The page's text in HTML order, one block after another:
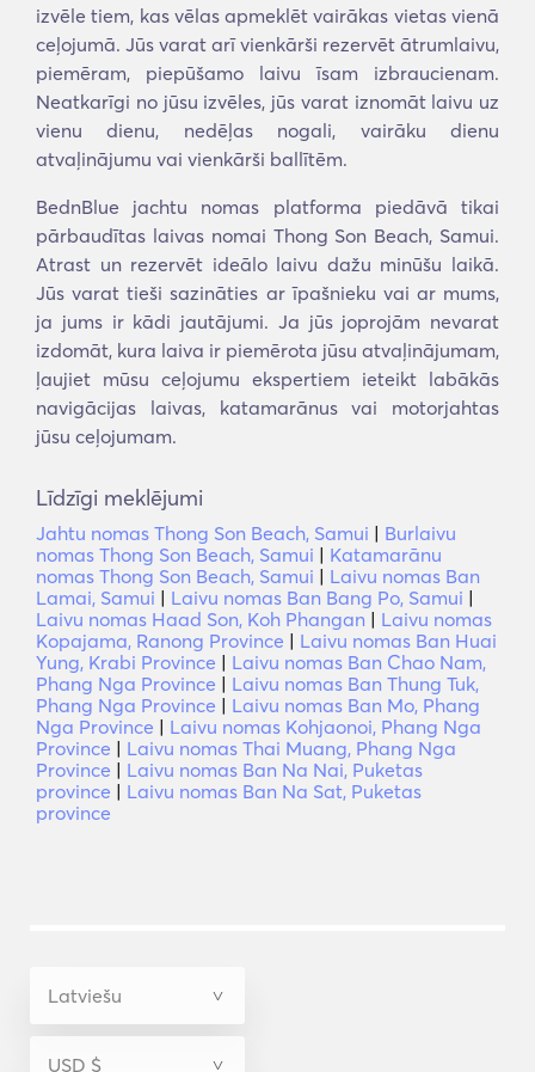
izvēle tiem, kas vēlas apmeklēt vairākas vietas vienā
ceļojumā. Jūs varat arī vienkārši rezervēt ātrumlaivu,
piemēram, piepūšamo laivu īsam izbraucienam.
Neatkarīgi no jūsu izvēles, jūs varat iznomāt laivu uz
vienu dienu, nedēļas nogali, vairāku dienu
atvaļinājumu vai vienkārši ballītēm.
BednBlue jachtu nomas platforma piedāvā tikai
pārbaudītas laivas nomai Thong Son Beach, Samui.
Atrast un rezervēt ideālo laivu dažu minūšu laikā.
Jūs varat tieši sazināties ar īpašnieku vai ar mums,
ja jums ir kādi jautājumi. Ja jūs joprojām nevarat
izdomāt, kura laiva ir piemērota jūsu atvaļinājumam,
ļaujiet mūsu ceļojumu ekspertiem ieteikt labākās
navigācijas laivas, katamarānus vai motorjahtas
jūsu ceļojumam.
Līdzīgi meklējumi
Jahtu nomas Thong Son Beach, Samui | Burlaivu
nomas Thong Son Beach, Samui | Katamarānu
nomas Thong Son Beach, Samui | Laivu nomas Ban
Lamai, Samui | Laivu nomas Ban Bang Po, Samui |
Laivu nomas Haad Son, Koh Phangan | Laivu nomas
Kopajama, Ranong Province | Laivu nomas Ban Huai
Yung, Krabi Province | Laivu nomas Ban Chao Nam,
Phang Nga Province | Laivu nomas Ban Thung Tuk,
Phang Nga Province | Laivu nomas Ban Mo, Phang
Nga Province | Laivu nomas Kohjaonoi, Phang Nga
Province | Laivu nomas Thai Muang, Phang Nga
Province | Laivu nomas Ban Na Nai, Puketas
province | Laivu nomas Ban Na Sat, Puketas
province